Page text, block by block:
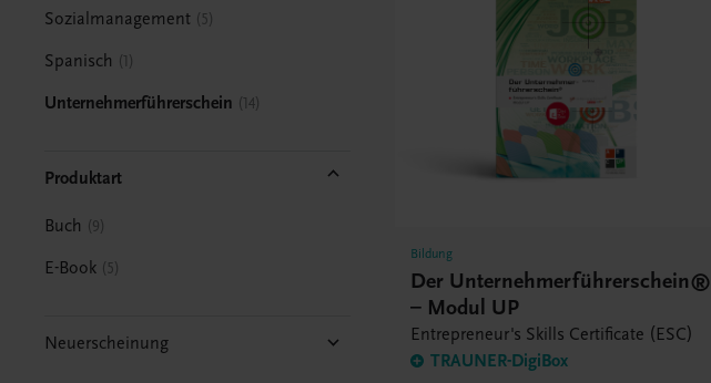
Sozialmanagement 5
Spanisch 1
Unternehmerführerschein 14
Produktart
Buch 9
E-Book 5
Neuerscheinung
Bildung
Der Unternehmerführerschein®
– Modul UP
Entrepreneur's Skills Certificate (ESC)
TRAUNER-DigiBox